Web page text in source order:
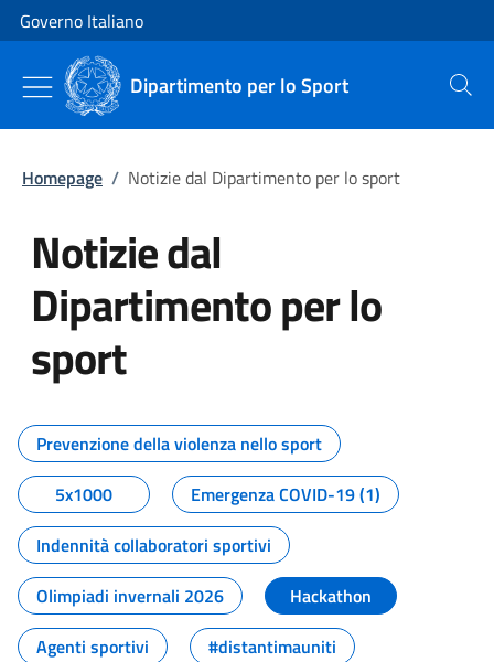
Vai al contenuto
Vai alla navigazione del sito
Governo Italiano
Dipartimento per lo Sport Cerca
Homepage / Notizie dal Dipartimento per lo sport
Notizie dal
Dipartimento per lo
sport
Tutti i contenuti della pagina
Prevenzione della violenza nello sport
5x1000
Emergenza COVID-19 (1)
Indennità collaboratori sportivi
Olimpiadi invernali 2026
Hackathon
Agenti sportivi
#distantimauniti